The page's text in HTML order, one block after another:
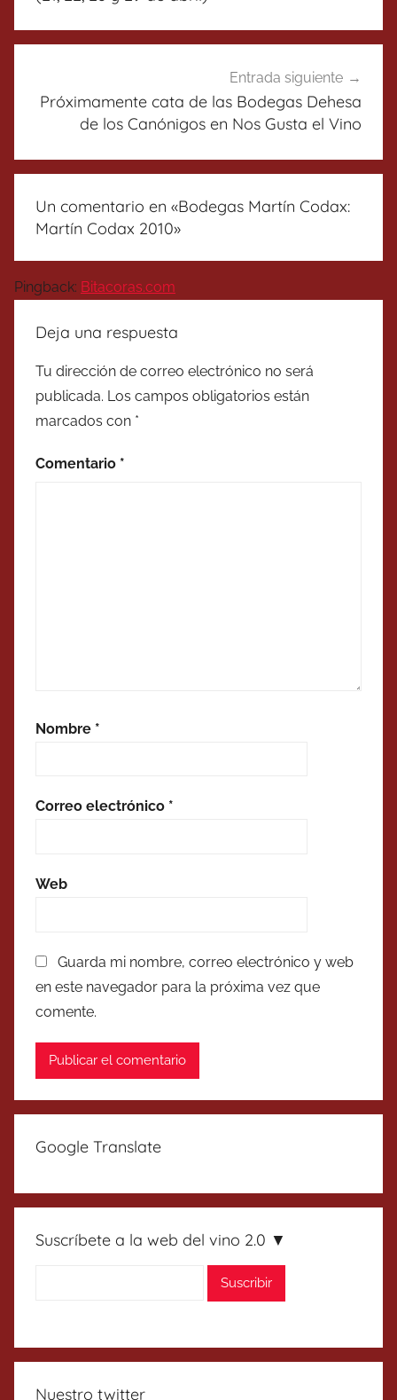
Entrada siguiente
Próximamente cata de las Bodegas Dehesa
de los Canónigos en Nos Gusta el Vino
Un comentario en «Bodegas Martín Codax:
Martín Codax 2010»
Pingback: Bitacoras.com
Deja una respuesta
Tu dirección de correo electrónico no será
publicada. Los campos obligatorios están
marcados con *
Comentario *
Nombre *
Correo electrónico *
Web
Guarda mi nombre, correo electrónico y web
en este navegador para la próxima vez que
comente.
Google Translate
Suscríbete a la web del vino 2.0 ▼
Nuestro twitter